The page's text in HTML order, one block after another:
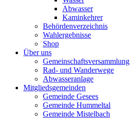
Abwasser
Kaminkehrer
Behördenverzeichnis
Wahlergebnisse
Shop
Über uns
Gemeinschaftsversammlung
Rad- und Wanderwege
Abwasseranlage
Mitgliedsgemeinden
Gemeinde Gesees
Gemeinde Hummeltal
Gemeinde Mistelbach